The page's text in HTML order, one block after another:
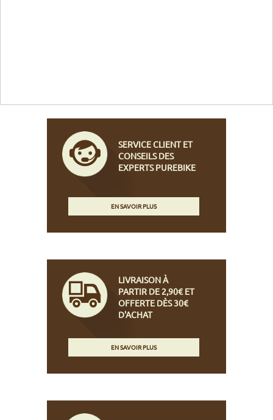
SERVICE CLIENT ET
CONSEILS DES
EXPERTS PUREBIKE
EN SAVOIR PLUS
LIVRAISON À
PARTIR DE 2,90€ ET
OFFERTE DÈS 30€
D'ACHAT
EN SAVOIR PLUS